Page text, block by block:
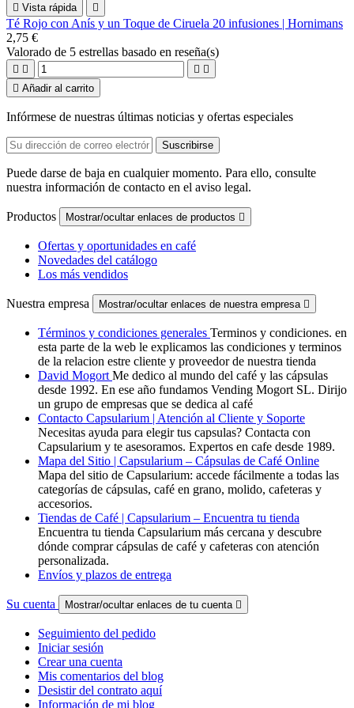
 Vista rápida 
Té Rojo con Anís y un Toque de Ciruela 20 infusiones | Hornimans
2,75 €
Valorado de 5 estrellas basado en reseña(s)
   
 Añadir al carrito
Infórmese de nuestras últimas noticias y ofertas especiales
Puede darse de baja en cualquier momento. Para ello, consulte
nuestra información de contacto en el aviso legal.
Productos Mostrar/ocultar enlaces de productos 
Ofertas y oportunidades en café
Novedades del catálogo
Los más vendidos
Nuestra empresa Mostrar/ocultar enlaces de nuestra empresa 
Términos y condiciones generales Terminos y condiciones. en
esta parte de la web le explicamos las condiciones y terminos
de la relacion estre cliente y proveedor de nuestra tienda
David Mogort Me dedico al mundo del café y las cápsulas
desde 1992. En ese año fundamos Vending Mogort SL. Dirijo
un grupo de empresas que se dedica al café
Contacto Capsularium | Atención al Cliente y Soporte
Necesitas ayuda para elegir tus capsulas? Contacta con
Capsularium y te asesoramos. Expertos en cafe desde 1989.
Mapa del Sitio | Capsularium – Cápsulas de Café Online
Mapa del sitio de Capsularium: accede fácilmente a todas las
categorías de cápsulas, café en grano, molido, cafeteras y
accesorios.
Tiendas de Café | Capsularium – Encuentra tu tienda
Encuentra tu tienda Capsularium más cercana y descubre
dónde comprar cápsulas de café y cafeteras con atención
personalizada.
Envíos y plazos de entrega
Su cuenta Mostrar/ocultar enlaces de tu cuenta 
Seguimiento del pedido
Iniciar sesión
Crear una cuenta
Mis comentarios del blog
Desistir del contrato aquí
Información de mi blog